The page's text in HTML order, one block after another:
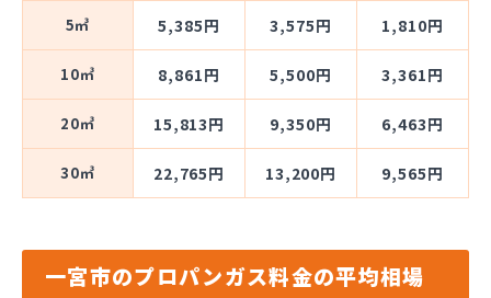
5㎥ 5,385円 3,575円 1,810円
10㎥ 8,861円 5,500円 3,361円
20㎥ 15,813円 9,350円 6,463円
30㎥ 22,765円 13,200円 9,565円
一宮市のプロパンガス料金の平均相場